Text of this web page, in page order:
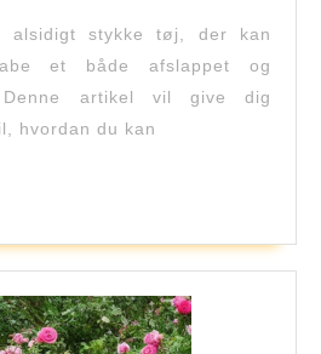
alsidigt stykke tøj, der kan
et både afslappet og
Denne artikel vil give dig
hvordan du kan